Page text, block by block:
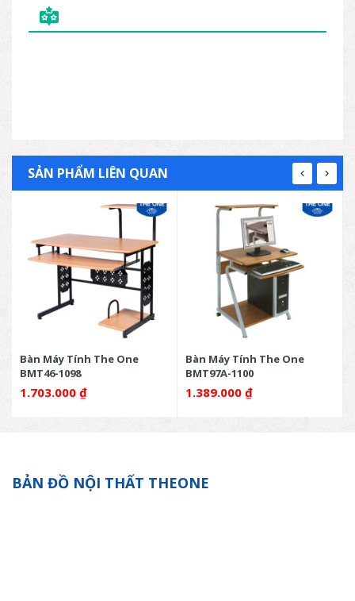
SẢN PHẨM LIÊN QUAN
Bàn Máy Tính The One
BMT46-1098
1.703.000 ₫
Bàn Máy Tính The One
BMT97A-1100
1.389.000 ₫
BẢN ĐỒ NỘI THẤT THEONE